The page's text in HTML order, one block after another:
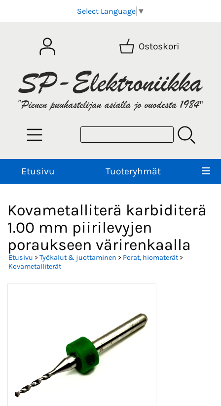
Select Language ▼
Ostoskori
Etusivu Tuoteryhmät
Kovametalliterä karbiditerä
1.00 mm piirilevyjen
poraukseen värirenkaalla
Etusivu > Työkalut & juottaminen > Porat, hiomaterät>
Kovametalliterät